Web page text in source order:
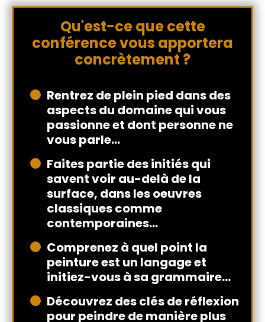
Qu'est-ce que cette
conférence vous apportera
concrètement ?
Rentrez de plein pied dans des
aspects du domaine qui vous
passionne et dont personne ne
vous parle...
Faites partie des initiés qui
savent voir au-delà de la
surface, dans les oeuvres
classiques comme
contemporaines...
Comprenez à quel point la
peinture est un langage et
initiez-vous à sa grammaire...
Découvrez des clés de réflexion
pour peindre de manière plus